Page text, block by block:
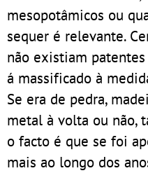
mesopotâmicos ou
sequer é relevante.
não existiam
á massificado à
Se era de pedra,
metal à volta ou não,
o facto é que se foi
mais ao longo dos